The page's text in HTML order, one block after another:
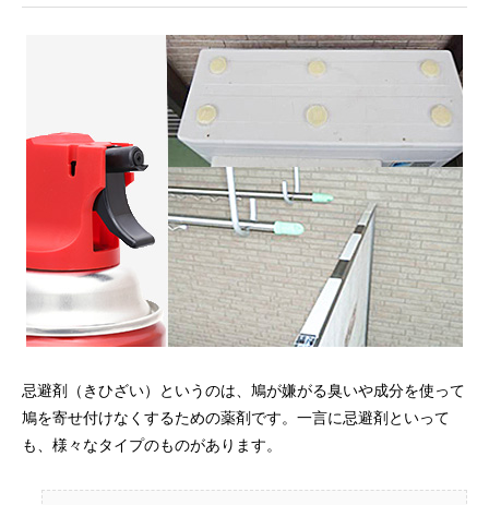
忌避剤（きひざい）というのは、鳩が嫌がる臭いや成分を使って
鳩を寄せ付けなくするための薬剤です。一言に忌避剤といって
も、様々なタイプのものがあります。